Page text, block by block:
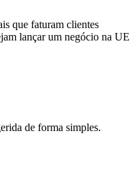
que faturam clientes
lançar um negócio na UE
de forma simples.